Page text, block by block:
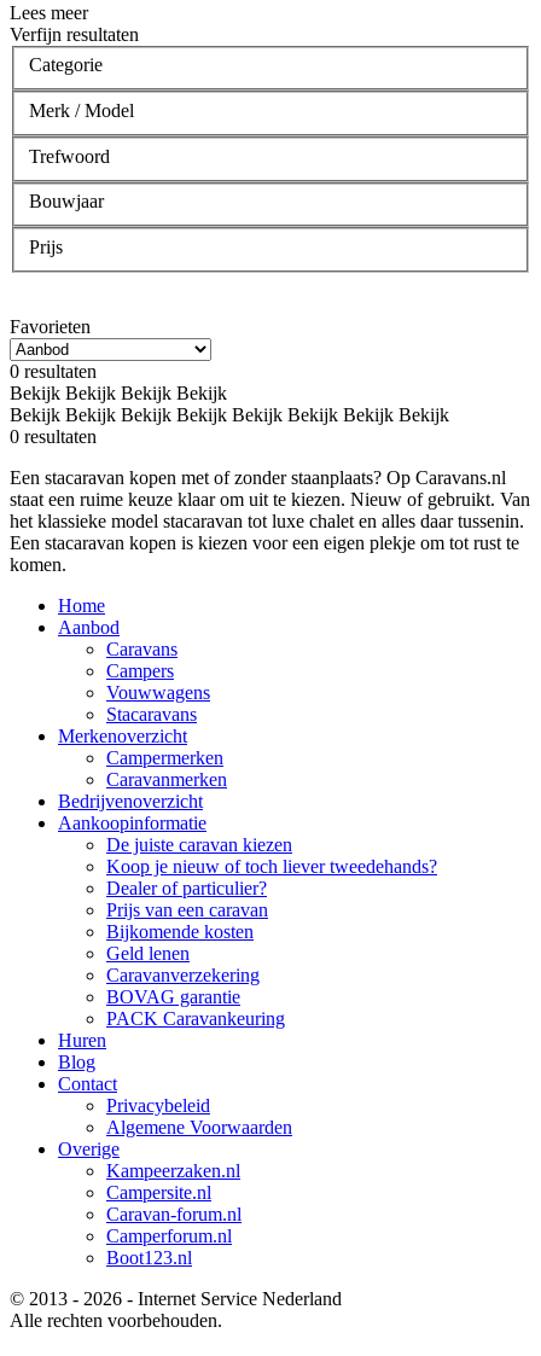
Lees meer
Verfijn resultaten
Categorie
Merk / Model
Trefwoord
Bouwjaar
Prijs
Favorieten
0 resultaten
Bekijk Bekijk Bekijk Bekijk
Bekijk Bekijk Bekijk Bekijk Bekijk Bekijk Bekijk Bekijk
0 resultaten
Een stacaravan kopen met of zonder staanplaats? Op Caravans.nl
staat een ruime keuze klaar om uit te kiezen. Nieuw of gebruikt. Van
het klassieke model stacaravan tot luxe chalet en alles daar tussenin.
Een stacaravan kopen is kiezen voor een eigen plekje om tot rust te
komen.
Home
Aanbod
Caravans
Campers
Vouwwagens
Stacaravans
Merkenoverzicht
Campermerken
Caravanmerken
Bedrijvenoverzicht
Aankoopinformatie
De juiste caravan kiezen
Koop je nieuw of toch liever tweedehands?
Dealer of particulier?
Prijs van een caravan
Bijkomende kosten
Geld lenen
Caravanverzekering
BOVAG garantie
PACK Caravankeuring
Huren
Blog
Contact
Privacybeleid
Algemene Voorwaarden
Overige
Kampeerzaken.nl
Campersite.nl
Caravan-forum.nl
Camperforum.nl
Boot123.nl
© 2013 - 2026 - Internet Service Nederland
Alle rechten voorbehouden.